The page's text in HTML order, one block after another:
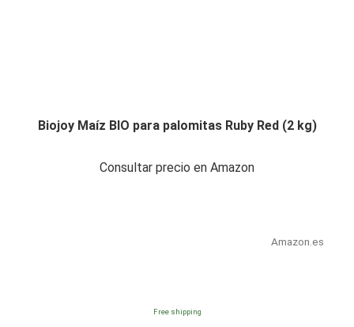
Biojoy Maíz BIO para palomitas Ruby Red (2 kg)
Consultar precio en Amazon
Amazon.es
Free shipping